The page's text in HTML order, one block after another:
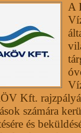
A
Kft.
számára
és